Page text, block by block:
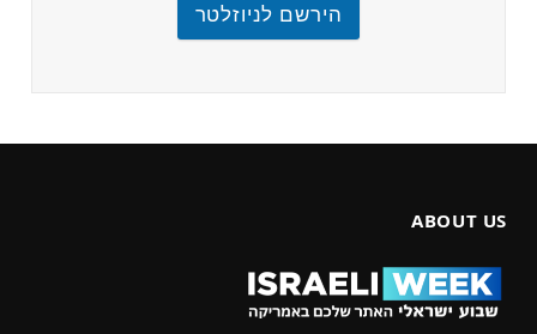
הירשם לניוזלטר
ABOUT US